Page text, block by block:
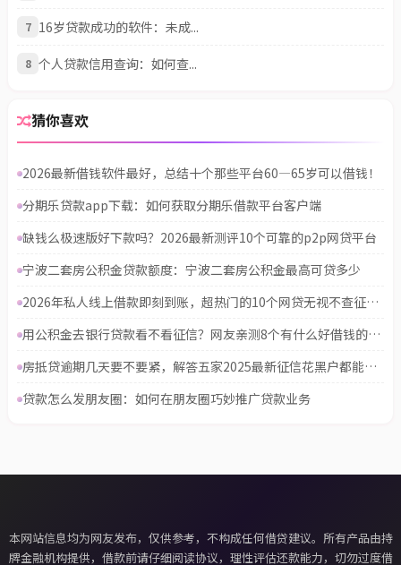
7 16岁贷款成功的软件：未成...
8 个人贷款信用查询：如何查...
猜你喜欢
2026最新借钱软件最好，总结十个那些平台60—65岁可以借钱！
分期乐贷款app下载：如何获取分期乐借款平台客户端
缺钱么极速版好下款吗？2026最新测评10个可靠的p2p网贷平台
宁波二套房公积金贷款额度：宁波二套房公积金最高可贷多少
2026年私人线上借款即刻到账，超热门的10个网贷无视不查征信平台推荐
用公积金去银行贷款看不看征信？网友亲测8个有什么好借钱的平台盘点
房抵贷逾期几天要不要紧，解答五家2025最新征信花黑户都能下款的平台
贷款怎么发朋友圈：如何在朋友圈巧妙推广贷款业务
本网站信息均为网友发布，仅供参考，不构成任何借贷建议。所有产品由持
牌金融机构提供，借款前请仔细阅读协议，理性评估还款能力，切勿过度借